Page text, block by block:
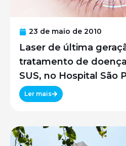
23 de maio de 2010
Laser de última
tratamento de
SUS, no Hospital São
UNIFESP
Ler mais